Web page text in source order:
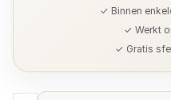
✓ Binnen
✓ Werkt
✓ Gratis